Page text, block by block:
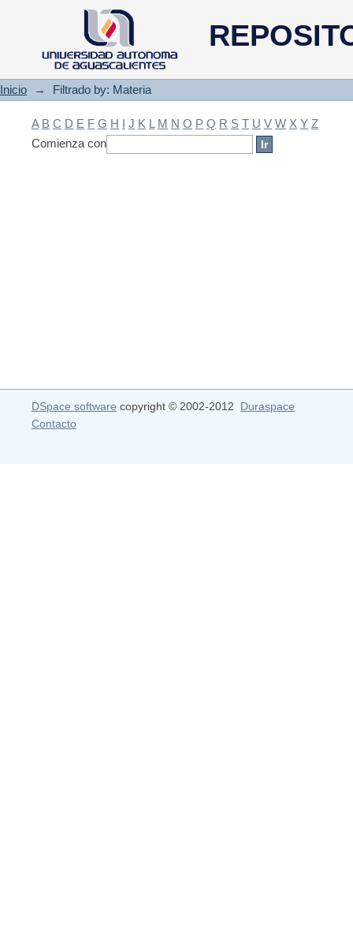
Filtrado by: Materia
Inicio → Filtrado by: Materia
A B C D E F G H I J K L M N O P Q R S T U V W X Y Z
Comienza con
DSpace software copyright © 2002-2012 Duraspace
Contacto